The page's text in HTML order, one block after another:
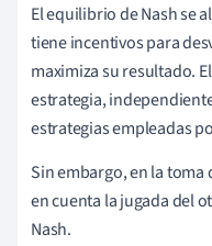
El equilibrio de Nash se
tiene incentivos para
maximiza su resultado.
estrategia,
estrategias empleadas
Sin embargo, en la
en cuenta la jugada del
Nash.